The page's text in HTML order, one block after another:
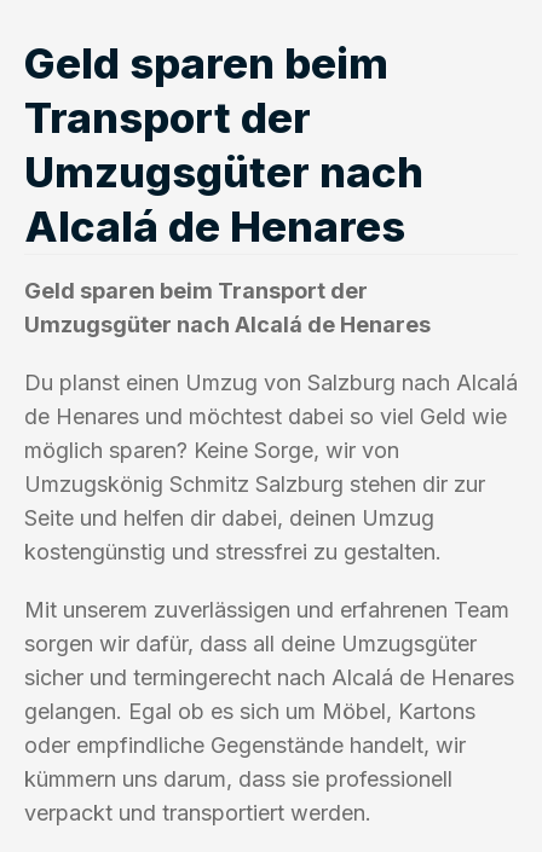
Geld sparen beim
Transport der
Umzugsgüter nach
Alcalá de Henares
Geld sparen beim Transport der
Umzugsgüter nach Alcalá de Henares
Du planst einen Umzug von Salzburg nach Alcalá
de Henares und möchtest dabei so viel Geld wie
möglich sparen? Keine Sorge, wir von
Umzugskönig Schmitz Salzburg stehen dir zur
Seite und helfen dir dabei, deinen Umzug
kostengünstig und stressfrei zu gestalten.
Mit unserem zuverlässigen und erfahrenen Team
sorgen wir dafür, dass all deine Umzugsgüter
sicher und termingerecht nach Alcalá de Henares
gelangen. Egal ob es sich um Möbel, Kartons
oder empfindliche Gegenstände handelt, wir
kümmern uns darum, dass sie professionell
verpackt und transportiert werden.